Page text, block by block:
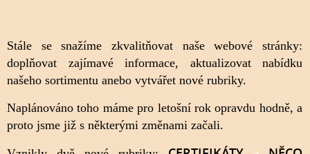
Stále se snažíme zkvalitňovat naše webové stránky:
doplňovat zajímavé informace, aktualizovat nabídku
našeho sortimentu anebo vytvářet nové rubriky.
Naplánováno toho máme pro letošní rok opravdu hodně, a
proto jsme již s některými změnami začali.